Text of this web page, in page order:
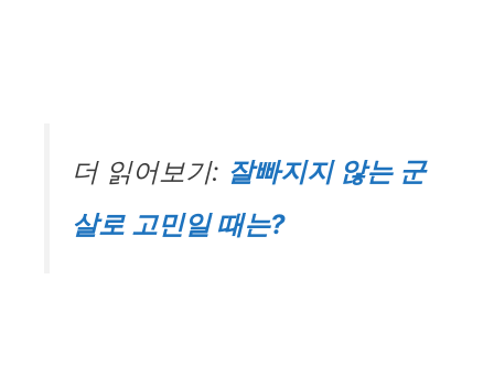
더 읽어보기: 잘빠지지 않는 군
살로 고민일 때는?